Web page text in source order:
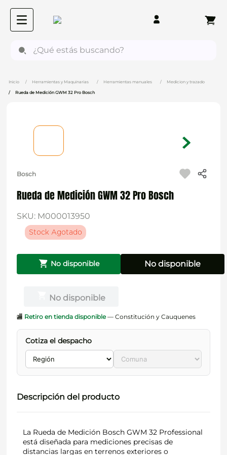
Herramientas y Maquinarias Herramientas manuales Medicion y trazado
Rueda de Medición GWM 32 Pro Bosch
Bosch
Rueda de Medición GWM 32 Pro Bosch
SKU: M000013950
Stock Agotado
No disponible No disponible
No disponible
🏬 Retiro en tienda disponible— Constitución y Cauquenes
Cotiza el despacho
Descripción del producto
La Rueda de Medición Bosch GWM 32 Professional
está diseñada para mediciones precisas de
distancias largas en terrenos exteriores o